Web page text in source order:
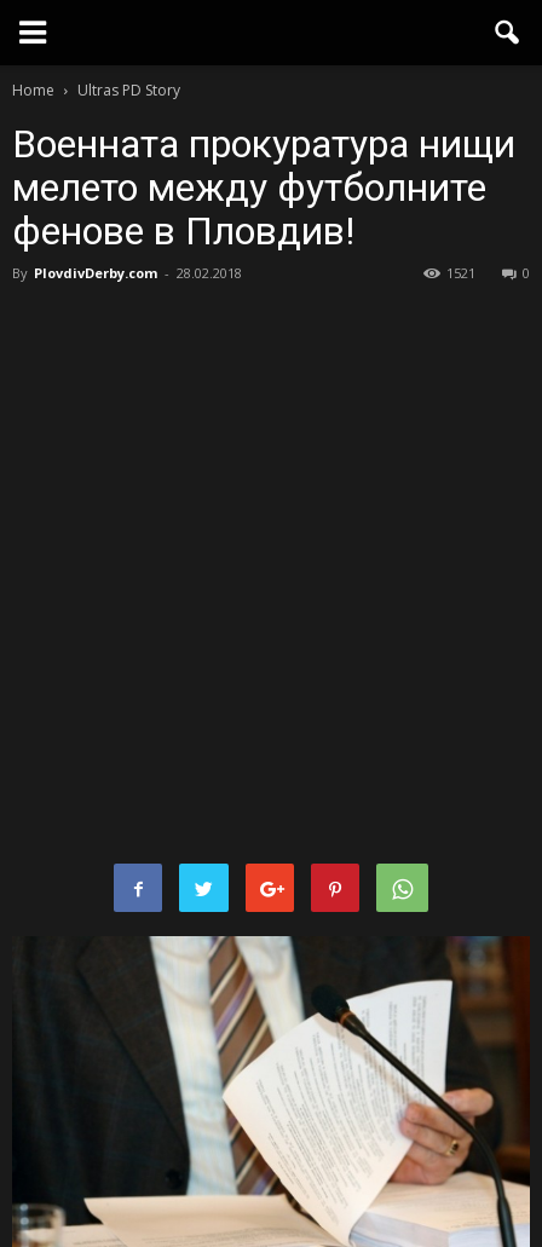
Home Ultras PD Story
Военната прокуратура нищи
мелето между футболните
фенове в Пловдив!
By PlovdivDerby.com - 28.02.2018 0
1521